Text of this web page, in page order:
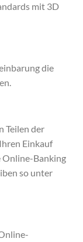
mit 3D
die
Teilen der
Einkauf
Online-Banking
so unter